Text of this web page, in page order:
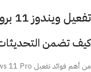
تفعيل ويندوز 11 برو: الحصن السيبراني الحديث
كيف تضمن